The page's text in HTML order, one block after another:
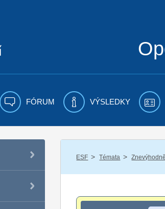
FÓRUM VÝSLEDKY
ESF / Témata /